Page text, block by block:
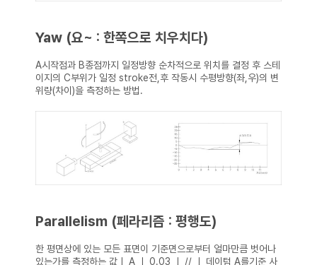
Yaw (요~ : 한쪽으로 치우치다)
A시작점과 B종점까지 일정방향 순차적으로 위치를 결정 후 스테
이지의 C부위가 일정 stroke전,후 작동시 수평방향(좌,우)의 변
위량(차이)을 측정하는 방법.
Parallelism (페라리즘 : 평행도)
한 평면상에 있는 모든 표면이 기준면으로부터 얼마만큼 벗어나
있는가를 측정하는 값 ㅣ A ㅣ 0.03 ㅣ // ㅣ 데이텀 A를기준 사